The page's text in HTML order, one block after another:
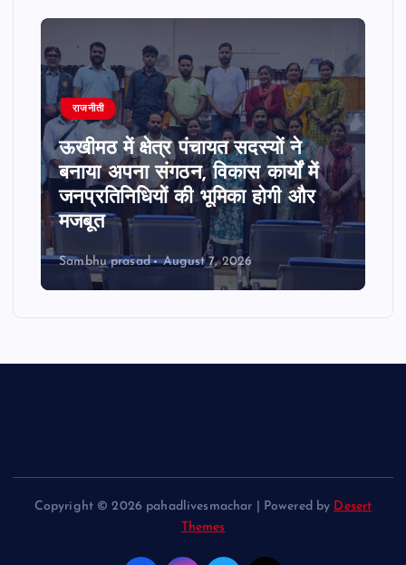
राजनीती
ऊखीमठ में क्षेत्र पंचायत सदस्यों ने
बनाया अपना संगठन, विकास कार्यों में
जनप्रतिनिधियों की भूमिका होगी और
मजबूत
Sambhu prasad August 7, 2026
Copyright © 2026 pahadlivesmachar | Powered by Desert
Themes